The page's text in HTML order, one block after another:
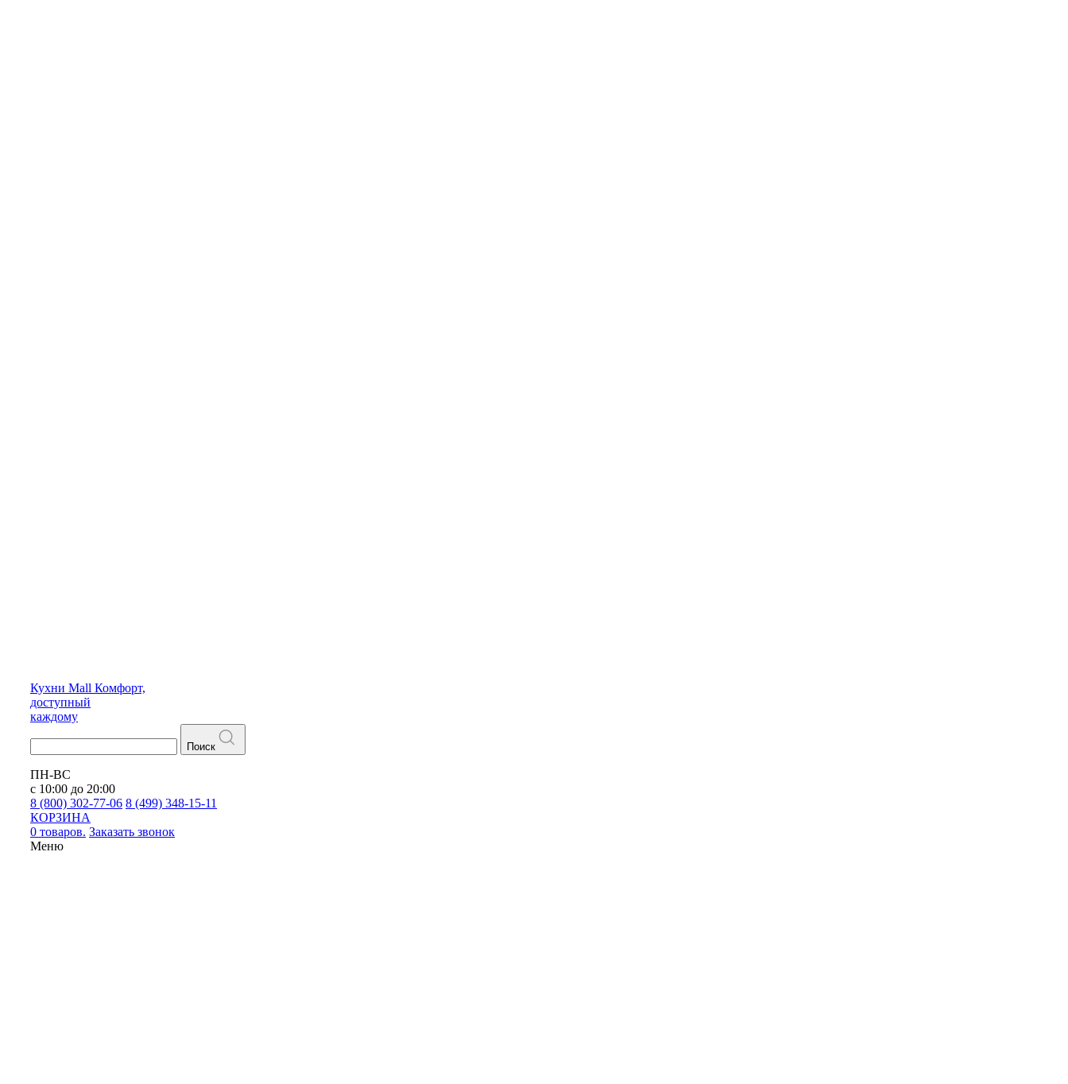
Кухни Mall Комфорт,
доступный
каждому
Поиск
ПН-ВС
с 10:00 до 20:00
8 (800) 302-77-06 8 (499) 348-15-11
КОРЗИНА
0 товаров. Заказать звонок
Меню